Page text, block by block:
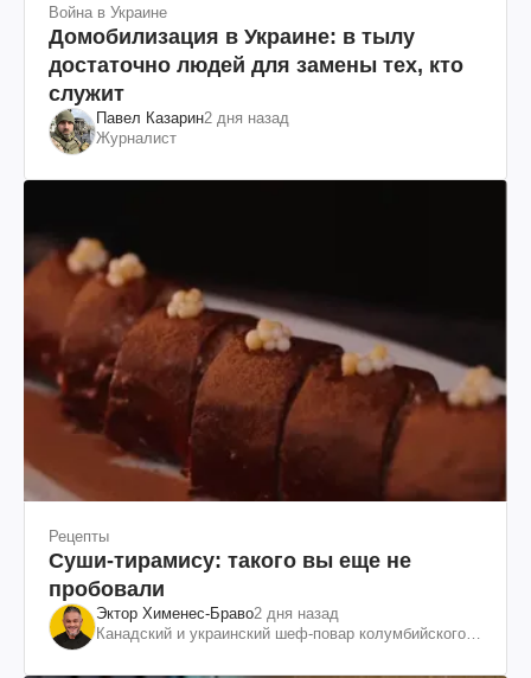
Война в Украине
Домобилизация в Украине: в тылу
достаточно людей для замены тех, кто
служит
Павел Казарин2 дня назад
Журналист
Рецепты
Суши-тирамису: такого вы еще не
пробовали
Эктор Хименес-Браво2 дня назад
Канадский и украинский шеф-повар колумбийского